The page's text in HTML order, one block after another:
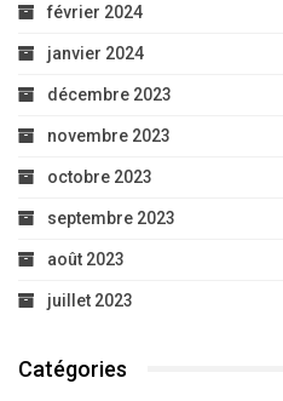
février 2024
janvier 2024
décembre 2023
novembre 2023
octobre 2023
septembre 2023
août 2023
juillet 2023
Catégories